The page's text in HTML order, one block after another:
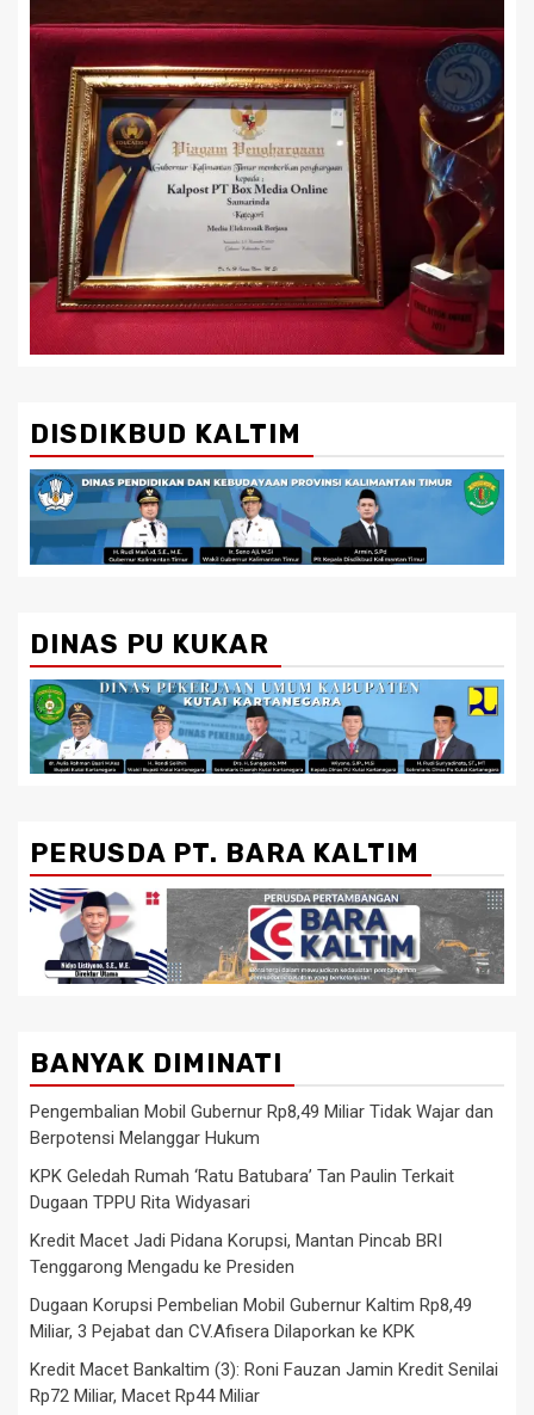
DISDIKBUD KALTIM
DINAS PU KUKAR
PERUSDA PT. BARA KALTIM
BANYAK DIMINATI
Pengembalian Mobil Gubernur Rp8,49 Miliar Tidak Wajar dan
Berpotensi Melanggar Hukum
KPK Geledah Rumah ‘Ratu Batubara’ Tan Paulin Terkait
Dugaan TPPU Rita Widyasari
Kredit Macet Jadi Pidana Korupsi, Mantan Pincab BRI
Tenggarong Mengadu ke Presiden
Dugaan Korupsi Pembelian Mobil Gubernur Kaltim Rp8,49
Miliar, 3 Pejabat dan CV.Afisera Dilaporkan ke KPK
Kredit Macet Bankaltim (3): Roni Fauzan Jamin Kredit Senilai
Rp72 Miliar, Macet Rp44 Miliar